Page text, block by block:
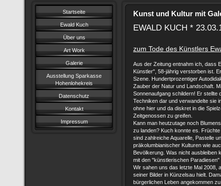
Startseite
Ewald Kuch
Über uns
Art Work
Galerie
Ausstellung Sparkasse
Hohenlohekreis
Datenschutz
Kontakt
Impressum
Kunst und Kultur mit
EWALD KUCH *
zum Tode des Künstlers
Aus der Zeitung entnahm ich, dass
Künstler", 58-jährig verstorben ist.
Szene. Hundertprozentiger
Zauber der Natur und Landschaft.
Sonnenaufgang schildern! Er stellte
Techniken dar und verwandelte sie
ohne hier und da diskret in die
Zeitgenossen zu greifen.
Kann man heutzutage noch
zu landen? Kuch konnte es.
sind zahlreiche Aquarelle, Pastelle
präkolumbianischer Kulturen wie
Bevölkerung. Was nicht ausbleiben
mit den "künstlerischen Paradiesen"
Wir sahen uns das letzte Mal 2008,
seiner Bilder in Künzelsau hielt.
bürgerlichen Leben angekommen